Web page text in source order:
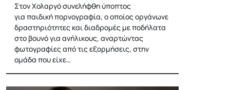
Στον Χολαργό συνελήφθη ύποπτος
για παιδική πορνογραφία, ο οποίος οργάνωνε
δραστηριότητες και διαδρομές με ποδήλατα
στο βουνό για ανήλικους, αναρτώντας
φωτογραφίες από τις εξορμήσεις, στην
ομάδα που είχε…